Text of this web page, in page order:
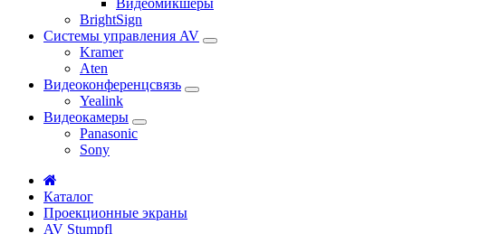
BrightSign
Системы управления AV
Kramer
Aten
Видеоконференцсвязь
Yealink
Видеокамеры
Panasonic
Sony
Каталог
Проекционные экраны
AV Stumpfl